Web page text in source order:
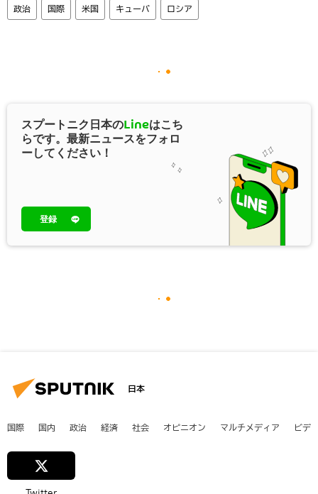
政治 国際 米国 キューバ ロシア
スプートニク日本のLineはこち
らです。最新ニュースをフォロ
ーしてください！
登録
日本
国際 国内 政治 経済 社会 オピニオン マルチメディア ビデ